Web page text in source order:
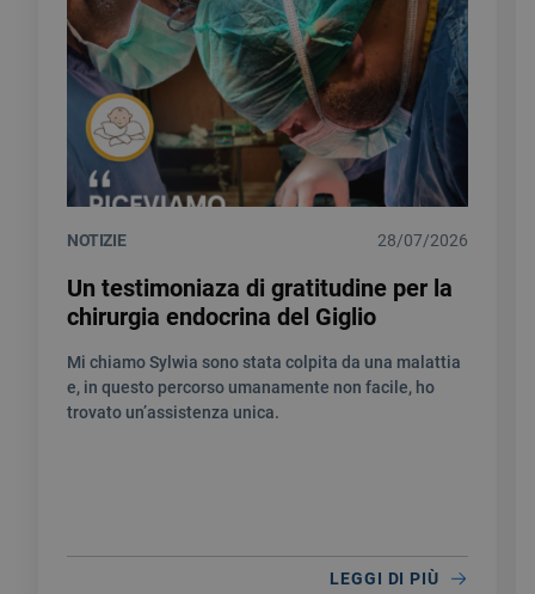
NOTIZIE 28/07/2026
Un testimoniaza di gratitudine per la
chirurgia endocrina del Giglio
Mi chiamo Sylwia sono stata colpita da una malattia
e, in questo percorso umanamente non facile, ho
trovato un’assistenza unica.
LEGGI DI PIÙ